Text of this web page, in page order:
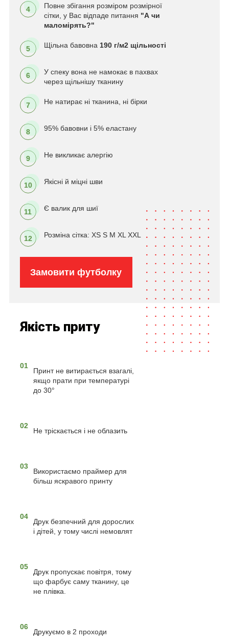
4
Повне збігання розміром розмірної
сітки, у Вас відпаде питання "А чи
маломірять?"
5 Щільна бавовна 190 г/м2 щільності
6
У спеку вона не намокає в пахвах
через щільнішу тканину
7 Не натирає ні тканина, ні бірки
8 95% бавовни і 5% еластану
9 Не викликає алергію
10 Якісні й міцні шви
11 Є валик для шиї
12 Розміна сітка: XS S M XL XXL
Замовити футболку
Якість приту
01
Принт не витирається взагалі,
якщо прати при температурі
до 30°
02
Не тріскається і не облазить
03
Використаємо праймер для
більш яскравого принту
04
Друк безпечний для дорослих
і дітей, у тому числі немовлят
05
Друк пропускає повітря, тому
що фарбує саму тканину, це
не плівка.
06
Друкуємо в 2 проходи